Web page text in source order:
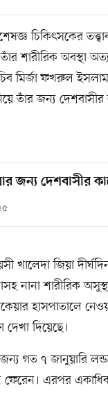
চিকিৎসকের
শারীরিক অবস্থা
মির্জা ফখরুল
তাঁর জন্য
জন্য দেশবাসীর
খালেদা জিয়া
নানা শারীরিক
হাসপাতালে
দিয়েছে।
গত ৭ জানুয়ারি
ফেরেন। এরপর